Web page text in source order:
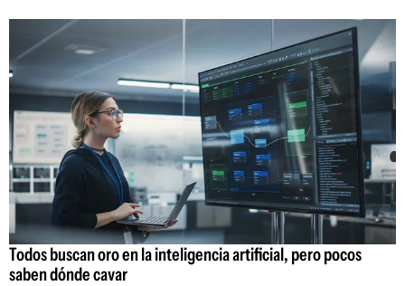
Todos buscan oro en la inteligencia artificial, pero pocos
saben dónde cavar